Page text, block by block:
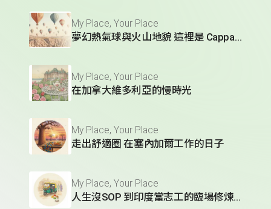
My Place, Your Place
夢幻熱氣球與火山地貌 這裡是 Cappadocia
My Place, Your Place
在加拿大維多利亞的慢時光
My Place, Your Place
走出舒適圈 在塞內加爾工作的日子
My Place, Your Place
人生沒SOP 到印度當志工的臨場修煉術